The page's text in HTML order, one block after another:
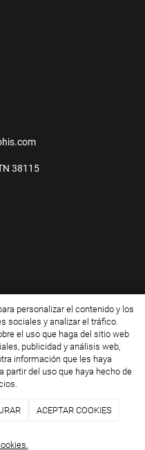
38115
de privacidad |Política de
de compra
personalizar el contenido y los
sociales y analizar el tráfico.
el uso que haga del sitio web
publicidad y análisis web,
información que les haya
partir del uso que haya hecho de
ACEPTAR COOKIES